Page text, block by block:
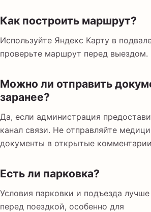
Как построить маршрут?
Используйте Яндекс Карту в
проверьте маршрут перед выездом.
Можно ли отправить
заранее?
Да, если администрация
канал связи. Не отправляйте
документы в открытые
Есть ли парковка?
Условия парковки и подъезда лучше
перед поездкой, особенно для